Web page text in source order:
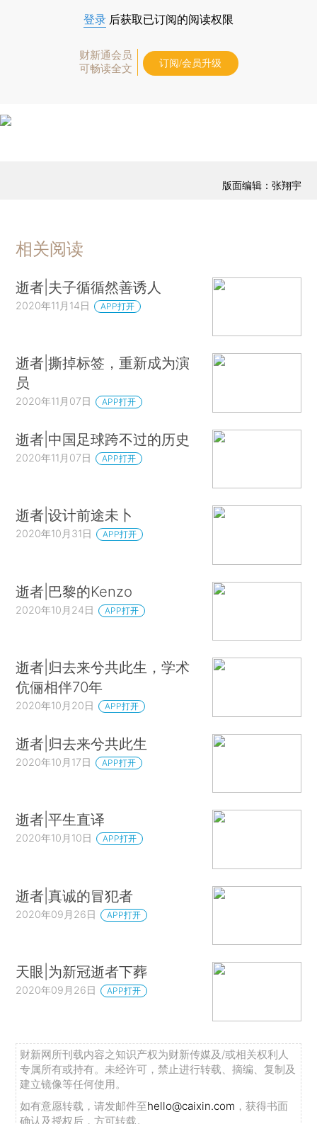
登录 后获取已订阅的阅读权限
财新通会员
可畅读全文
订阅/会员升级
版面编辑：张翔宇
相关阅读
逝者|夫子循循然善诱人
2020年11月14日 APP打开
逝者|撕掉标签，重新成为演
员
2020年11月07日 APP打开
逝者|中国足球跨不过的历史
2020年11月07日 APP打开
逝者|设计前途未卜
2020年10月31日 APP打开
逝者|巴黎的Kenzo
2020年10月24日 APP打开
逝者|归去来兮共此生，学术
伉俪相伴70年
2020年10月20日 APP打开
逝者|归去来兮共此生
2020年10月17日 APP打开
逝者|平生直译
2020年10月10日 APP打开
逝者|真诚的冒犯者
2020年09月26日 APP打开
天眼|为新冠逝者下葬
2020年09月26日 APP打开
财新网所刊载内容之知识产权为财新传媒及/或相关权利人
专属所有或持有。未经许可，禁止进行转载、摘编、复制及
建立镜像等任何使用。
如有意愿转载，请发邮件至hello@caixin.com ，获得书面
确认及授权后，方可转载。